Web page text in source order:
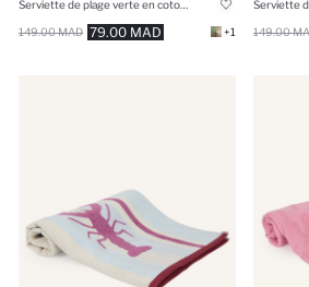
79.00 MAD
149.00 MAD +1 149.00